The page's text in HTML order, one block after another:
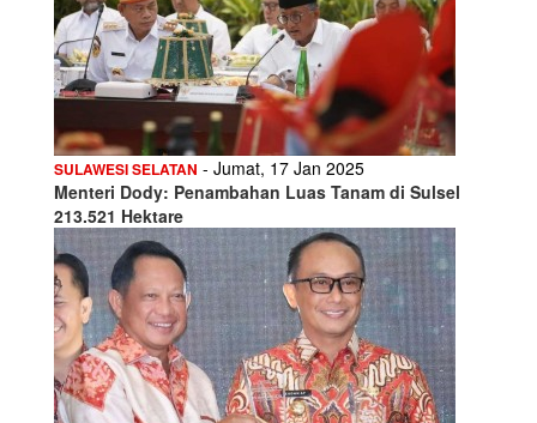
SULAWESI SELATAN - Jumat, 17 Jan 2025
Menteri Dody: Penambahan Luas Tanam di Sulsel
213.521 Hektare